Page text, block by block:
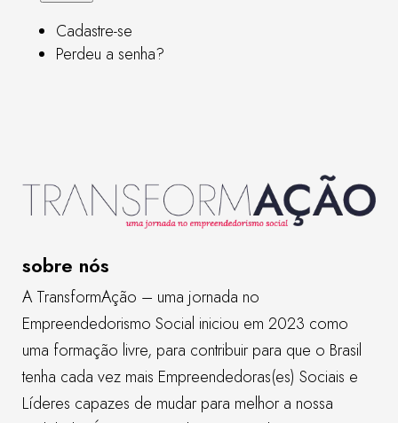
Cadastre-se
Perdeu a senha?
sobre nós
A TransformAção – uma jornada no
Empreendedorismo Social iniciou em 2023 como
uma formação livre, para contribuir para que o Brasil
tenha cada vez mais Empreendedoras(es) Sociais e
Líderes capazes de mudar para melhor a nossa